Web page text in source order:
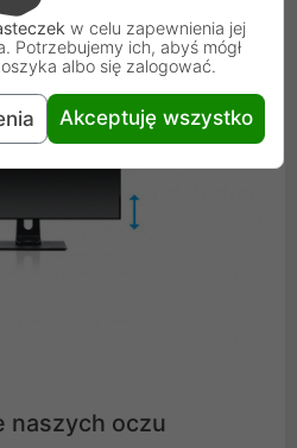
naszych oczu
w celu zapewnienia jej
Potrzebujemy ich, abyś mógł
albo się zalogować.
Akceptuję wszystko